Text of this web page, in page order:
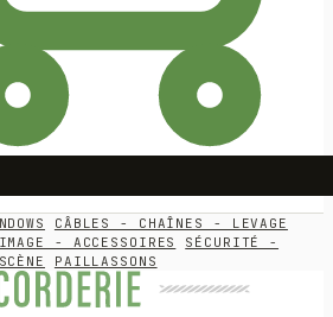
CÂBLES - CHAÎNES - LEVAGE
- ACCESSOIRES
SÉCURITÉ -
PAILLASSONS